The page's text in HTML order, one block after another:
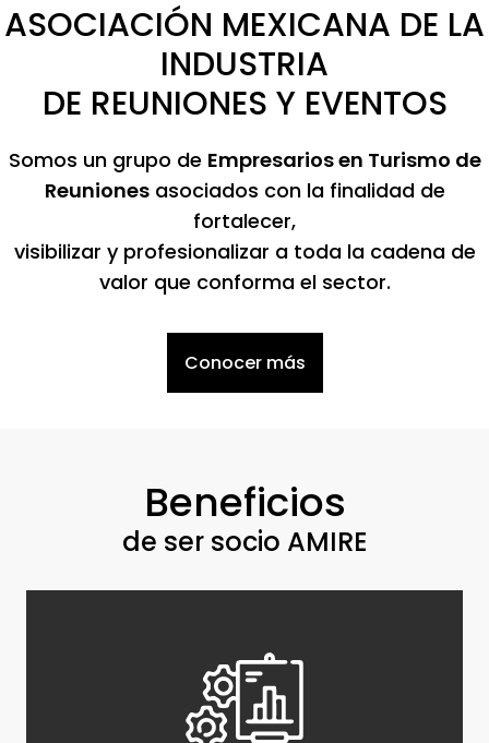
ASOCIACIÓN MEXICANA DE LA
INDUSTRIA
DE REUNIONES Y EVENTOS
Somos un grupo de Empresarios en Turismo de
Reunionesasociados con la finalidad de
fortalecer,
visibilizar y profesionalizar a toda la cadena de
valor que conforma el sector.
Conocer más
Beneficios
de ser socio AMIRE